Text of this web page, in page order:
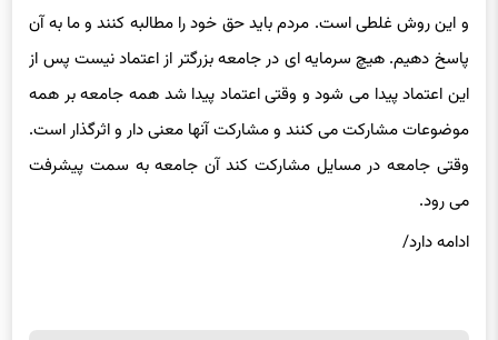
آشنا می شود. متاسفانه در کشور عکس این موضوع را عمل می کنیم
و این روش غلطی است. مردم باید حق خود را مطالبه کنند و ما به آن
پاسخ دهیم. هیچ سرمایه ای در جامعه بزرگتر از اعتماد نیست پس از
این اعتماد پیدا می شود و وقتی اعتماد پیدا شد همه جامعه بر همه
موضوعات مشارکت می کنند و مشارکت آنها معنی دار و اثرگذار است.
وقتی جامعه در مسایل مشارکت کند آن جامعه به سمت پیشرفت
می رود.